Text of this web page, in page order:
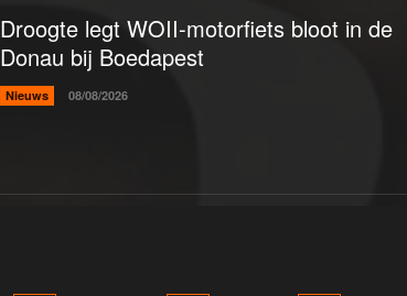
Droogte legt WOII-motorfiets bloot in de
Donau bij Boedapest
Nieuws 08/08/2026